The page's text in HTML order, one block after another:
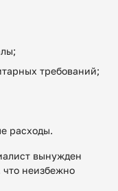
требований;
расходы.
вынужден
что неизбежно